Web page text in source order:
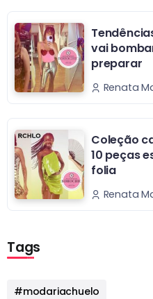
vai
preparar
Renata
Coleção
10 peças
folia
Renata
Tags
#modariachuelo